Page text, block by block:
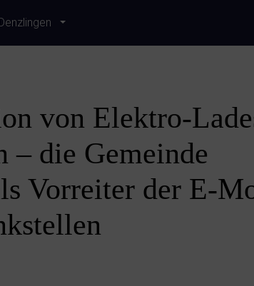
von Elektro-
– die Gemeinde
Vorreiter der E-